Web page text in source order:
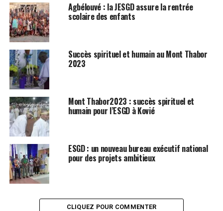
Agbélouvé : la JESGD assure la rentrée
scolaire des enfants
Succès spirituel et humain au Mont Thabor
2023
Mont Thabor2023 : succès spirituel et
humain pour l’ESGD à Kovié
ESGD : un nouveau bureau exécutif national
pour des projets ambitieux
CLIQUEZ POUR COMMENTER